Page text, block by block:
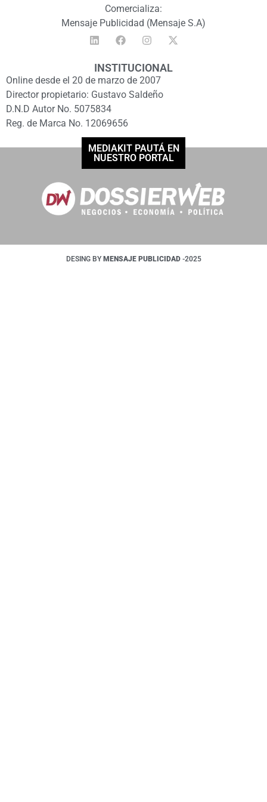
Comercializa:
Mensaje Publicidad (Mensaje S.A)
INSTITUCIONAL
Online desde el 20 de marzo de 2007
Director propietario: Gustavo Saldeño
D.N.D Autor No. 5075834
Reg. de Marca No. 12069656
MEDIAKIT PAUTÁ EN
NUESTRO PORTAL
DESING BY MENSAJE PUBLICIDAD -2025